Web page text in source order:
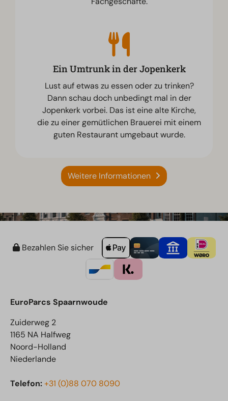
Ein Umtrunk in der Jopenkerk
Lust auf etwas zu essen oder zu trinken?
Dann schau doch unbedingt mal in der
Jopenkerk vorbei. Das ist eine alte Kirche,
die zu einer gemütlichen Brauerei mit einem
guten Restaurant umgebaut wurde.
Weitere Informationen
Bezahlen Sie sicher
EuroParcs Spaarnwoude
Zuiderweg 2
1165 NA Halfweg
Noord-Holland
Niederlande
Telefon:+31 (0)88 070 8090